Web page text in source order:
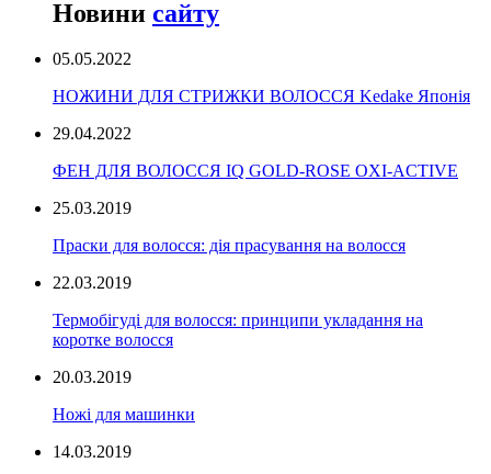
Новини сайту
05.05.2022
НОЖИНИ ДЛЯ СТРИЖКИ ВОЛОССЯ Kedake Японія
29.04.2022
ФЕН ДЛЯ ВОЛОССЯ IQ GOLD-ROSE OXI-ACTIVE
25.03.2019
Праски для волосся: дія прасування на волосся
22.03.2019
Термобігуді для волосся: принципи укладання на
коротке волосся
20.03.2019
Ножі для машинки
14.03.2019